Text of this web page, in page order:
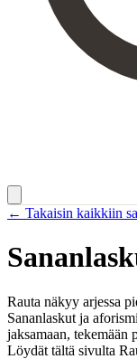
← Takaisin kaikkiin
Rauta näkyy arjessa
Sananlaskut ja
jaksamaan, tekemään
Löydät tältä sivulta